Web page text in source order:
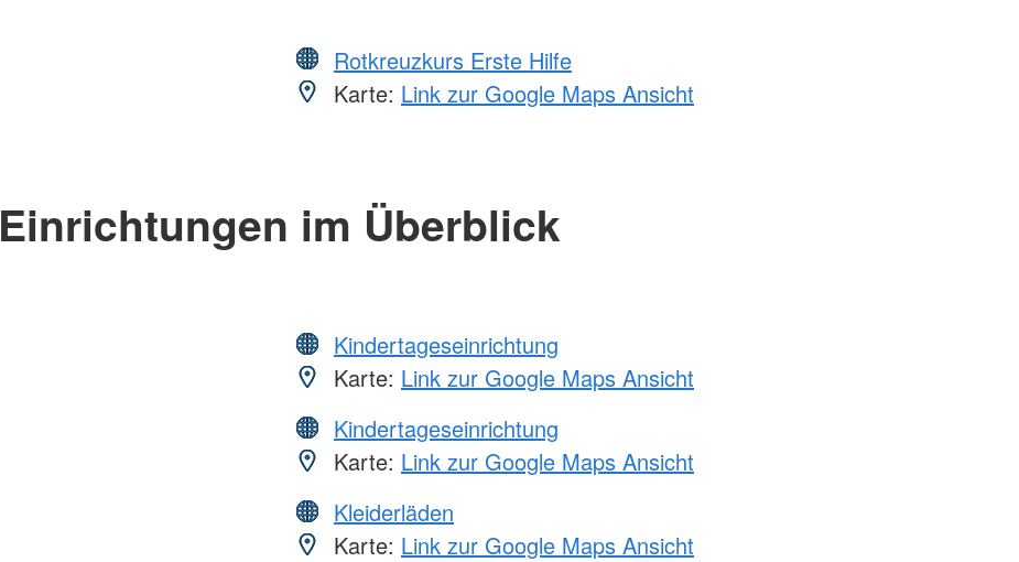
Rotkreuzkurs Erste Hilfe
Karte: Link zur Google Maps Ansicht
Einrichtungen im Überblick
Kindertageseinrichtung
Karte: Link zur Google Maps Ansicht
Kindertageseinrichtung
Karte: Link zur Google Maps Ansicht
Kleiderläden
Karte: Link zur Google Maps Ansicht